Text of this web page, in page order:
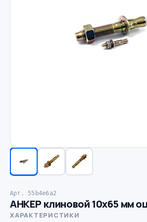
Арт. 55b4e6a2
АНКЕР клиновой 10х65 мм
ХАРАКТЕРИСТИКИ